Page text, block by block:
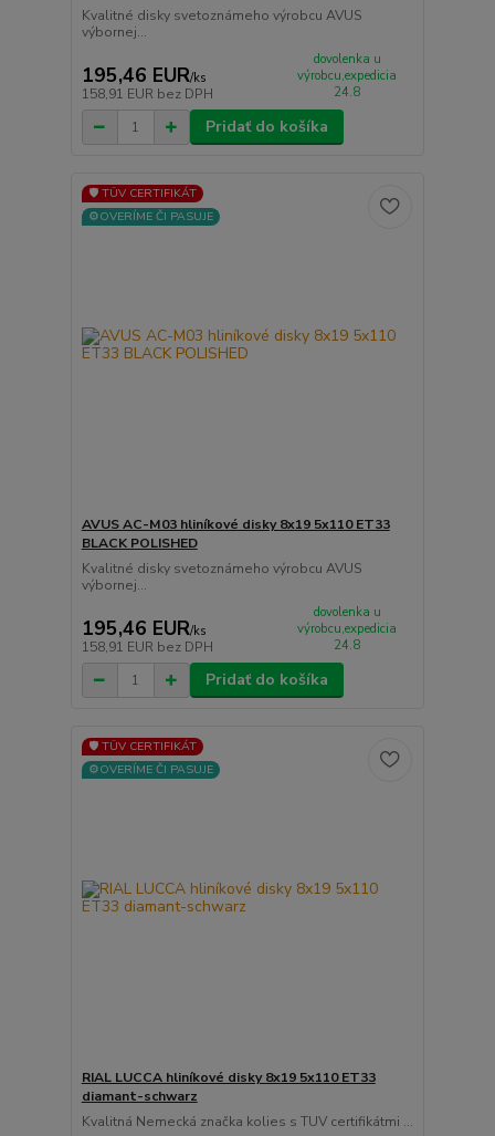
Kvalitné disky svetoznámeho výrobcu AVUS
výbornej...
195,46 EUR/ks
158,91 EUR bez DPH
dovolenka u
výrobcu,expedicia
24.8
Pridať do košíka
🛡️ TÜV CERTIFIKÁT
⚙️OVERÍME ČI PASUJE
AVUS AC-M03 hliníkové disky 8x19 5x110 ET33
BLACK POLISHED
Kvalitné disky svetoznámeho výrobcu AVUS
výbornej...
195,46 EUR/ks
158,91 EUR bez DPH
dovolenka u
výrobcu,expedicia
24.8
Pridať do košíka
🛡️ TÜV CERTIFIKÁT
⚙️OVERÍME ČI PASUJE
RIAL LUCCA hliníkové disky 8x19 5x110 ET33
diamant-schwarz
Kvalitná Nemecká značka kolies s TUV certifikátmi ...